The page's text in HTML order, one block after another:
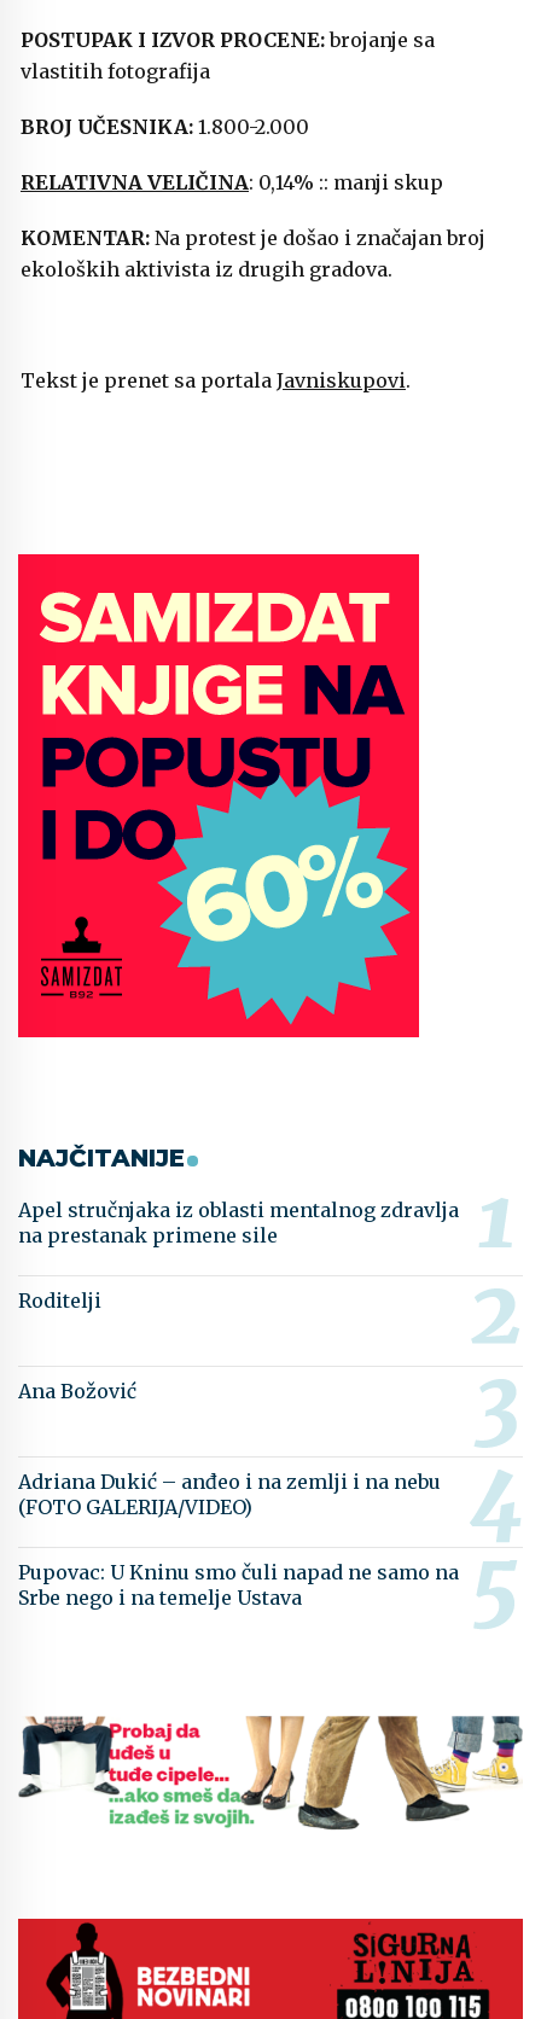
POSTUPAK I IZVOR PROCENE:brojanje sa
vlastitih fotografija
BROJ UČESNIKA: 1.800-2.000
RELATIVNA VELIČINA: 0,14% :: manji skup
KOMENTAR: Na protest je došao i značajan broj
ekoloških aktivista iz drugih gradova.
Tekst je prenet sa portala Javniskupovi.
NAJČITANIJE
Apel stručnjaka iz oblasti mentalnog zdravlja
na prestanak primene sile
Roditelji
Ana Božović
Adriana Dukić – anđeo i na zemlji i na nebu
(FOTO GALERIJA/VIDEO)
Pupovac: U Kninu smo čuli napad ne samo na
Srbe nego i na temelje Ustava